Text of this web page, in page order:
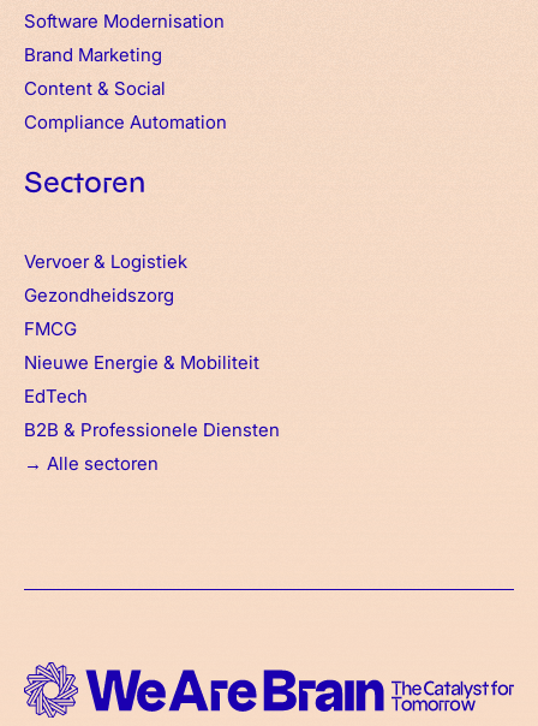
Software Modernisation
Brand Marketing
Content & Social
Compliance Automation
Sectoren
Vervoer & Logistiek
Gezondheidszorg
FMCG
Nieuwe Energie & Mobiliteit
EdTech
B2B & Professionele Diensten
→ Alle sectoren